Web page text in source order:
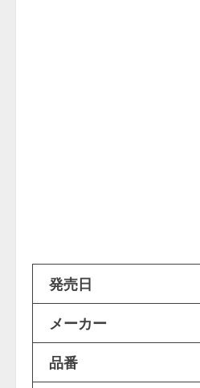
発売日
メーカー
品番